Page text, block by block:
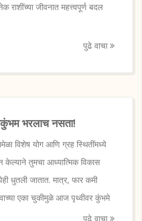
जीवनात महत्त्वपूर्ण बदल
पुढे वाचा
भरलाच नसता!
विशेष योग आणि ग्रह स्थितींमध्ये
तुमचा आध्यात्मिक विकास
धुतली जातात. मात्र, फार कमी
एका चुकीमुळे आज पृथ्वीवर कुंभमे
पुढे वाचा